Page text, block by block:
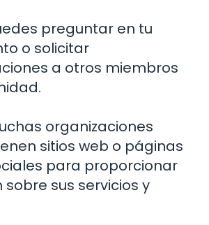
preguntar en tu
o solicitar
a otros miembros
organizaciones
sitios web o páginas
para proporcionar
sus servicios y